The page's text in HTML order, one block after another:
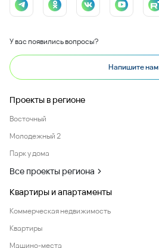
У вас появились вопросы?
Напишите нам
Проекты в регионе
Восточный
Молодежный 2
Парк у дома
Все проекты региона
Квартиры и апартаменты
Коммерческая недвижимость
Квартиры
Машино-места